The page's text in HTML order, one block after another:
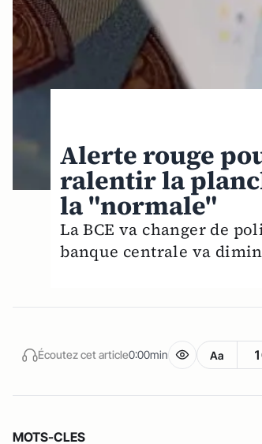
Alerte rouge
ralentir la
la "normale"
La BCE va changer de
banque centrale va
Écoutez cet article0:00min Aa
MOTS-CLES